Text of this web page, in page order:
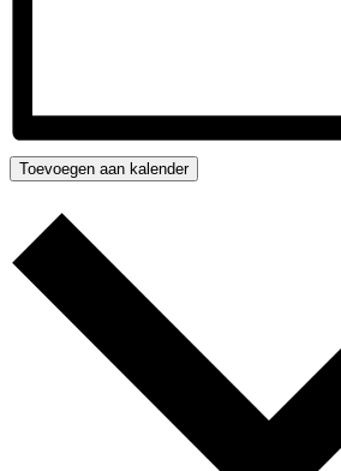
Toevoegen aan kalender